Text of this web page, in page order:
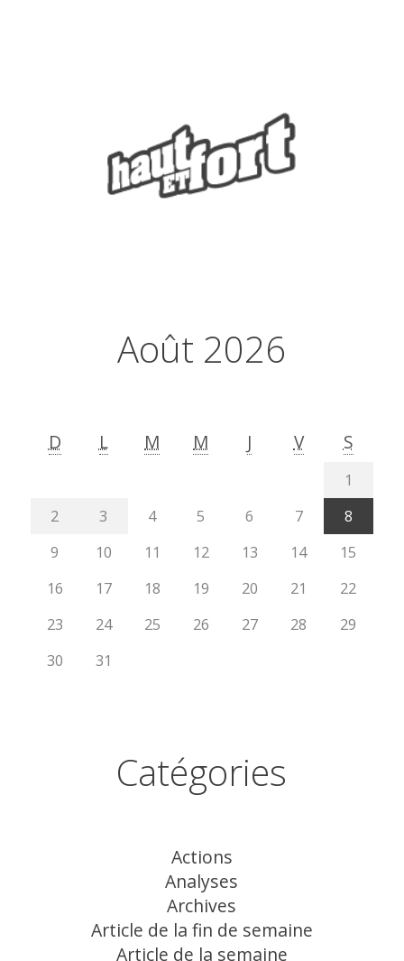
Août 2026
D L M M J V S
1
2
3 4 5 6 7
8
9
10 11 12 13 14
15
16
17 18 19 20 21
22
23
24 25 26 27 28
29
30
31
Catégories
Actions
Analyses
Archives
Article de la fin de semaine
Article de la semaine